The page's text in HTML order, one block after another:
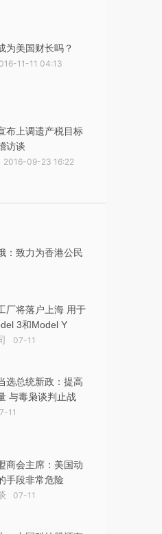
为美国财长吗？
11-11 04:13
布上调遗产税目标
访谈
2016-09-23 16:22
：致力为香港公民
厂将落户上海 用于
3和Model Y
07-11
选总统新政：提高
与毒枭谈判止战
11
商会主席：美国动
手段非常危险
07-11